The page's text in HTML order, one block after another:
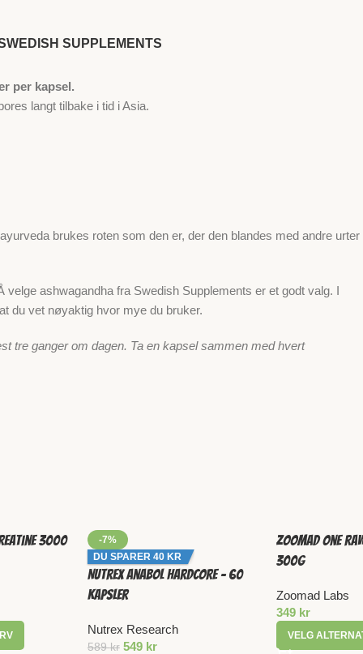
SUPPLEMENTS
per kapsel.
langt tilbake i tid i Asia.
brukes roten som den er, der den blandes med andre urter
ashwagandha fra Swedish Supplements er et godt valg. I
du vet nøyaktig hvor mye du bruker.
tre ganger om dagen. Ta en kapsel sammen med hvert
3000
-7%
DU SPARER 40 KR
Nutrex Anabol Hardcore – 60
kapsler
Nutrex Research
589kr 549 kr
Zoomad One
300g
Zoomad Labs
349 kr
VELG